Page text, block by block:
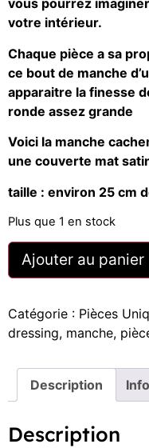
vous pourrez
votre intérieur.
Chaque pièce a sa
ce bout de manche
apparaitre la finesse
ronde assez grande
Voici la manche
une couverte mat
taille : environ 25 cm
Plus que 1 en stock
Ajouter au panier
Catégorie : Pièces
dressing, manche,
Description
Description